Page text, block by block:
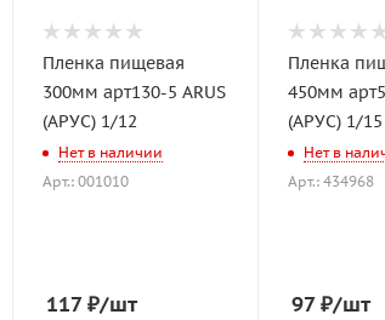
Пленка пищевая
300мм арт130-5 ARUS
(АРУС) 1/12
Нет в наличии
Арт.: 001010
117₽/шт
Пленка
450мм
(АРУС) 1/15
Нет в
Арт.: 434968
97₽/шт